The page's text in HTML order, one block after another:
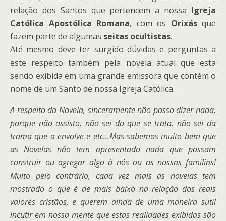
relação dos Santos que pertencem a nossa Igreja
Católica Apostólica Romana, com os Orixásque
fazem parte de algumas seitas ocultistas.
Até mesmo deve ter surgido dúvidas e perguntas a
este respeito também pela novela atual que esta
sendo exibida em uma grande emissora que contém o
nome de um Santo de nossa Igreja Católica.
A respeito da Novela, sinceramente não posso dizer nada,
porque não assisto, não sei do que se trata, não sei da
trama que a envolve e etc…Mas sabemos muito bem que
as Novelas não tem apresentado nada que possam
construir ou agregar algo à nós ou as nossas famílias!
Muito pelo contrário, cada vez mais as novelas tem
mostrado o que é de mais baixo na relação dos reais
valores cristãos, e querem ainda de uma maneira sutil
incutir em nossa mente que estas realidades exibidas são